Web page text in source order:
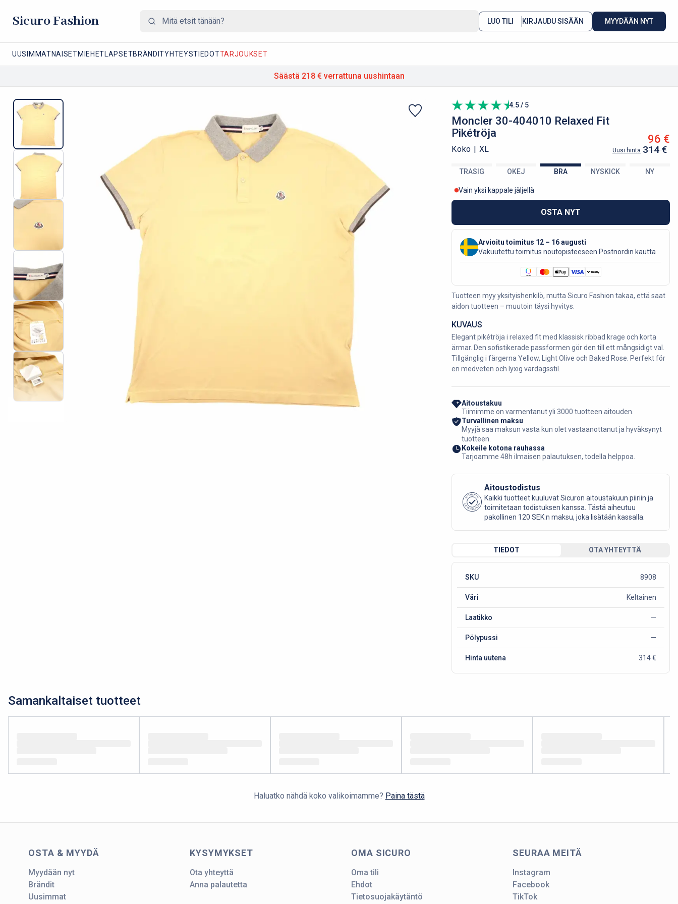
Sicuro Fashion LUO TILI KIRJAUDU SISÄÄN MYYDÄÄN NYT
UUSIMMATNAISETMIEHETLAPSETBRÄNDITYHTEYSTIEDOTTARJOUKSET
Säästä 218 € verrattuna uushintaan
4.5 / 5
Moncler 30-404010 Relaxed Fit
Pikétröja
Koko | XL
96 €
Uusi hinta 314 €
TRASIG OKEJ BRA NYSKICK NY
Vain yksi kappale jäljellä
OSTA NYT
Arvioitu toimitus 12 – 16 augusti
Vakuutettu toimitus noutopisteeseen Postnordin kautta
Tuotteen myy yksityishenkilö, mutta Sicuro Fashion takaa, että saat
aidon tuotteen – muutoin täysi hyvitys.
KUVAUS
Elegant pikétröja i relaxed fit med klassisk ribbad krage och korta
ärmar. Den sofistikerade passformen gör den till ett mångsidigt val.
Tillgänglig i färgerna Yellow, Light Olive och Baked Rose. Perfekt för
en medveten och lyxig vardagsstil.
Aitoustakuu
Tiimimme on varmentanut yli 3000 tuotteen aitouden.
Turvallinen maksu
Myyjä saa maksun vasta kun olet vastaanottanut ja hyväksynyt
tuotteen.
Kokeile kotona rauhassa
Tarjoamme 48h ilmaisen palautuksen, todella helppoa.
AUTHENTIC
SICURO FASHION
Aitoustodistus
Kaikki tuotteet kuuluvat Sicuron aitoustakuun piiriin ja
toimitetaan todistuksen kanssa. Tästä aiheutuu
pakollinen 120 SEK:n maksu, joka lisätään kassalla.
TIEDOT OTA YHTEYTTÄ
SKU 8908
Väri Keltainen
Laatikko —
Pölypussi —
Hinta uutena 314 €
Samankaltaiset tuotteet
Haluatko nähdä koko valikoimamme? Paina tästä
OSTA & MYYDÄ
Myydään nyt
Brändit
Uusimmat
KYSYMYKSET
Ota yhteyttä
Anna palautetta
OMA SICURO
Oma tili
Ehdot
Tietosuojakäytäntö
SEURAA MEITÄ
Instagram
Facebook
TikTok